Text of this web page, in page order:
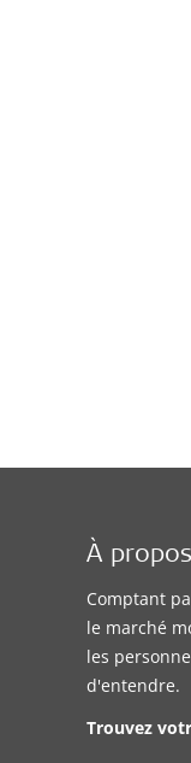
À
Comptant
le marché
les
d'entendre.
Trouvez